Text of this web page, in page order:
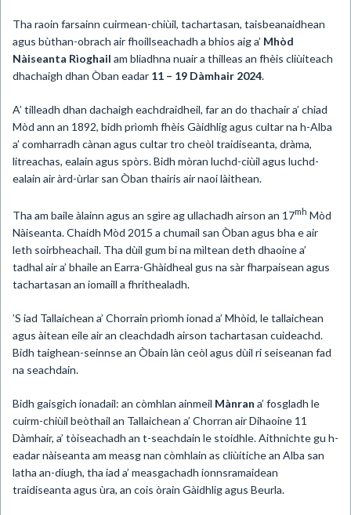
Tha raoin farsainn cuirmean-chiùil, tachartasan, taisbeanaidhean
agus bùthan-obrach air fhoillseachadh a bhios aig a’ Mhòd
Nàiseanta Rìoghail am bliadhna nuair a thilleas an fhèis cliùiteach
dhachaigh dhan Òban eadar 11 – 19 Dàmhair 2024.
A’ tilleadh dhan dachaigh eachdraidheil, far an do thachair a’ chiad
Mòd ann an 1892, bidh prìomh fhèis Gàidhlig agus cultar na h-Alba
a’ comharradh cànan agus cultar tro cheòl traidiseanta, dràma,
litreachas, ealain agus spòrs. Bidh mòran luchd-ciùil agus luchd-
ealain air àrd-ùrlar san Òban thairis air naoi làithean.
Tha am baile àlainn agus an sgìre ag ullachadh airson an 17mh Mòd
Nàiseanta. Chaidh Mòd 2015 a chumail san Òban agus bha e air
leth soirbheachail. Tha dùil gum bi na mìltean deth dhaoine a’
tadhal air a’ bhaile an Earra-Ghàidheal gus na sàr fharpaisean agus
tachartasan an iomaill a fhrithealadh.
’S iad Tallaichean a’ Chorrain prìomh ionad a’ Mhòid, le tallaichean
agus àitean eile air an cleachdadh airson tachartasan cuideachd.
Bidh taighean-seinnse an Òbain làn ceòl agus dùil ri seiseanan fad
na seachdain.
Bidh gaisgich ionadail: an còmhlan ainmeil Mànran a’ fosgladh le
cuirm-chiùil beòthail an Tallaichean a’ Chorran air Dihaoine 11
Dàmhair, a’ tòiseachadh an t-seachdain le stoidhle. Aithnichte gu h-
eadar nàiseanta am measg nan còmhlain as cliùitiche an Alba san
latha an-diugh, tha iad a’ measgachadh ionnsramaidean
traidiseanta agus ùra, an cois òrain Gàidhlig agus Beurla.